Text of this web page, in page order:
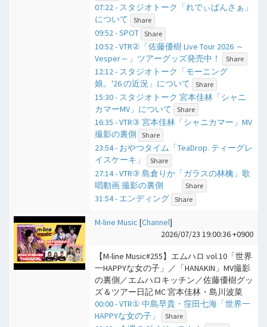
07:22 - スタジオトーク「れでぃぱんさぁ」
について
Share
09:52 - SPOT Share
10:52 - VTR②「佐藤優樹 Live Tour 2026 ～
Vesper～」ツアーグッズ発売中！
Share
12:12 - スタジオトーク「モーニング
娘。'26 の近況」について
Share
15:30 - スタジオトーク 宮本佳林「シャニ
カマーMV」について
Share
16:35 - VTR③ 宮本佳林「シャニカマー」MV
撮影の裏側
Share
23:54 - おやつタイム「TeaDrop. ティーグレ
イスケーキ」
Share
27:14 - VTR③ 島倉りか「ガラスの林檎」歌
唱動画 撮影の裏側
Share
31:54 - エンディング Share
M-line Music [Channel]
2026/07/23 19:00:36 +0900
【M-line Music#255】エムハロ vol.10「世界
一HAPPYな女の子」／「HANAKIN」MV撮影
の裏側／エムハロキッチン／佐藤優樹グッ
ズ＆ツアー日記 MC 宮本佳林・島川波菜
00:00 - VTR① 中島早貴・窪田七海「世界一
HAPPYな女の子」
Share